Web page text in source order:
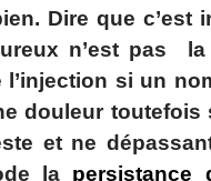
Dire que c’est
n’est pas
si un
douleur toutefois
et ne
la persistance